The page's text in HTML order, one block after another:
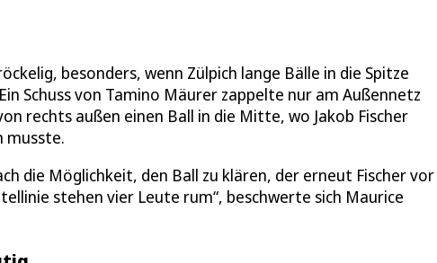
besonders, wenn Zülpich lange Bälle in die Spitze
Schuss von Tamino Mäurer zappelte nur am Außennetz
rechts außen einen Ball in die Mitte, wo Jakob Fischer
musste.
die Möglichkeit, den Ball zu klären, der erneut Fischer vor
stehen vier Leute rum“, beschwerte sich Maurice